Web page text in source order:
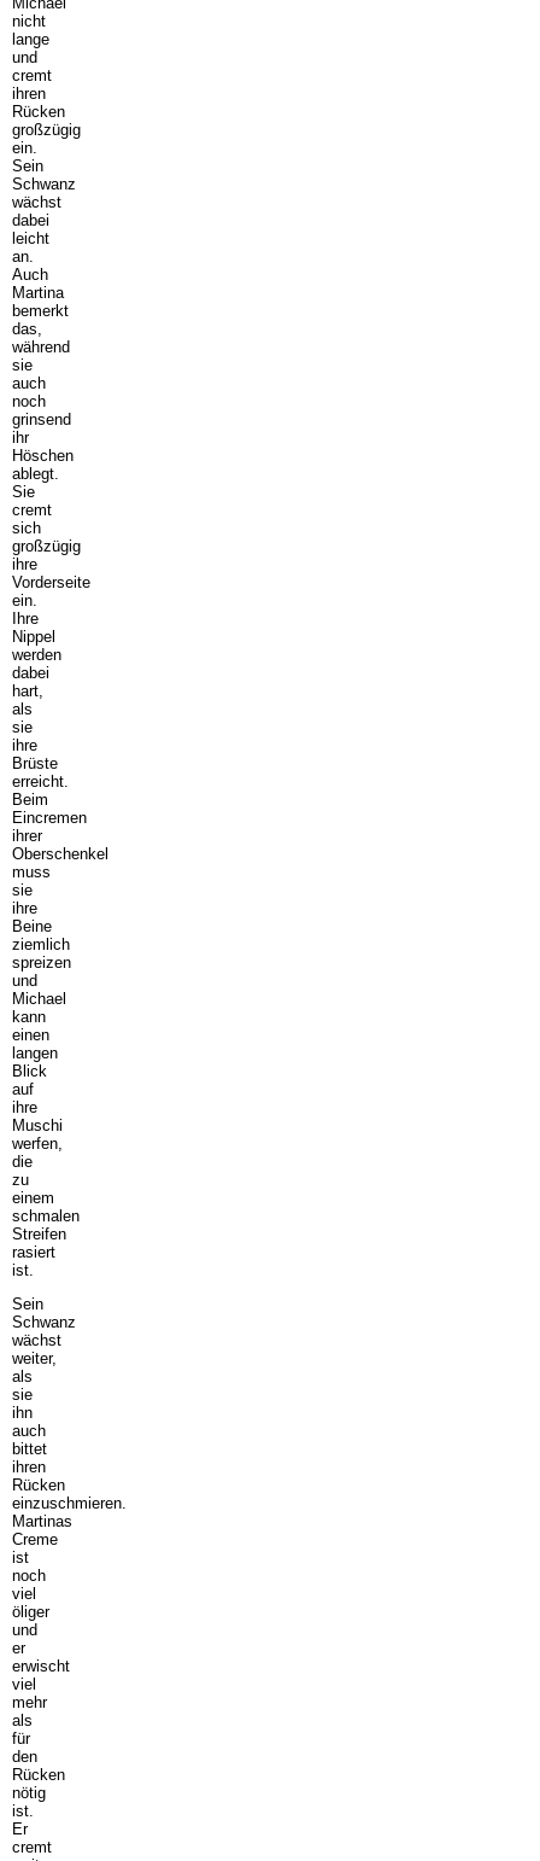
nicht
lange
und
cremt
ihren
Rücken
großzügig
ein.
Sein
Schwanz
wächst
dabei
leicht
an.
Auch
Martina
bemerkt
das,
während
sie
auch
noch
grinsend
ihr
Höschen
ablegt.
Sie
cremt
sich
großzügig
ihre
Vorderseite
ein.
Ihre
Nippel
werden
dabei
hart,
als
sie
ihre
Brüste
erreicht.
Beim
Eincremen
ihrer
Oberschenkel
muss
sie
ihre
Beine
ziemlich
spreizen
und
Michael
kann
einen
langen
Blick
auf
ihre
Muschi
werfen,
die
zu
einem
schmalen
Streifen
rasiert
ist.
Sein
Schwanz
wächst
weiter,
als
sie
ihn
auch
bittet
ihren
Rücken
einzuschmieren.
Martinas
Creme
ist
noch
viel
öliger
und
er
erwischt
viel
mehr
als
für
den
Rücken
nötig
ist.
Er
cremt